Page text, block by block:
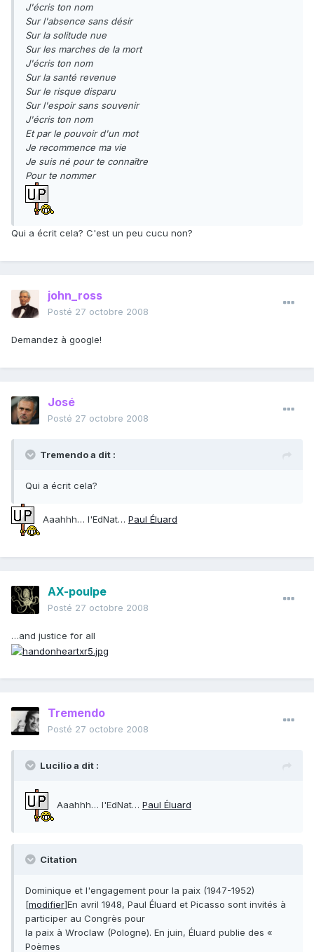
J'écris ton nom
Sur l'absence sans désir
Sur la solitude nue
Sur les marches de la mort
J'écris ton nom
Sur la santé revenue
Sur le risque disparu
Sur l'espoir sans souvenir
J'écris ton nom
Et par le pouvoir d'un mot
Je recommence ma vie
Je suis né pour te connaître
Pour te nommer
Qui a écrit cela? C'est un peu cucu non?
john_ross
Posté 27 octobre 2008
Demandez à google!
José
Posté 27 octobre 2008
Tremendo a dit :
Qui a écrit cela?
Aaahhh… l'EdNat… Paul Éluard
AX-poulpe
Posté 27 octobre 2008
…and justice for all
Tremendo
Posté 27 octobre 2008
Lucilio a dit :
Aaahhh… l'EdNat… Paul Éluard
Citation
Dominique et l'engagement pour la paix (1947-1952)
[modifier]En avril 1948, Paul Éluard et Picasso sont invités à
participer au Congrès pour
la paix à Wroclaw (Pologne). En juin, Éluard publie des «
Poèmes